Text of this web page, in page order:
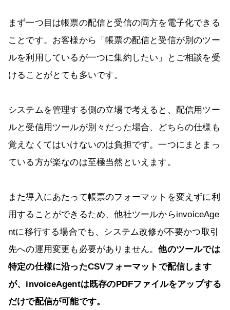
まず一つ目は帳票の配信と受信の両方を電子化できる
ことです。お客様から「帳票の配信と受信が別のツー
ルを利用しているが一つに集約したい」とご相談を受
けることがとても多いです。
システムを管理する側の立場で考えると、配信用ツー
ルと受信用ツールが別々だった場合、どちらの仕様も
覚えなくてはいけないのは負担です。一つにまとまっ
ている方が楽なのは至極当然といえます。
また導入にあたって帳票のフォーマットを変えずに利
用することができるため、他社ツールからinvoiceAge
ntに移行する場合でも、システム改修が不要かつ取引
先への運用変更も必要がありません。他のツールでは
特定の仕様に沿ったCSVフォーマットで配信します
が、invoiceAgentは既存のPDFファイルをアップする
だけで配信が可能です。